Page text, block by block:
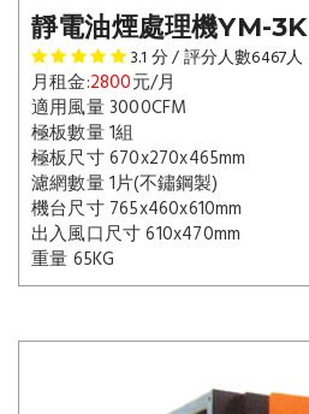
靜電油煙處理機YM-3K
3.1 分 / 評分人數6467人
月租金:2800元/月
適用風量 3000CFM
極板數量 1組
極板尺寸 670x270x465mm
濾網數量 1片(不鏽鋼製)
機台尺寸 765x460x610mm
出入風口尺寸 610x470mm
重量 65KG